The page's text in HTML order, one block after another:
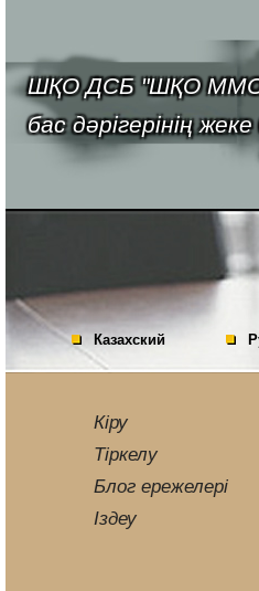
ШҚО ДСБ "ШҚО
бас дәрігерінің
Казахский
Кіру
Тіркелу
Блог ережелері
Iздеу